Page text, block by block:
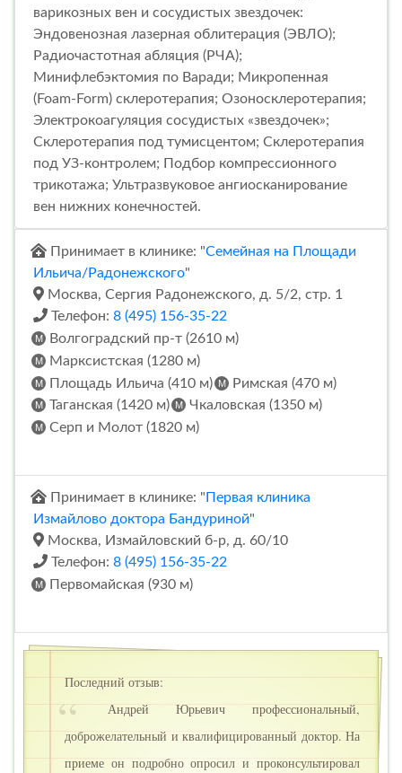
варикозных вен и сосудистых звездочек:
Эндовенозная лазерная облитерация (ЭВЛО);
Радиочастотная абляция (РЧА);
Минифлебэктомия по Варади; Микропенная
(Foam-Form) склеротерапия; Озоносклеротерапия;
Электрокоагуляция сосудистых «звездочек»;
Склеротерапия под тумисцентом; Склеротерапия
под УЗ-контролем; Подбор компрессионного
трикотажа; Ультразвуковое ангиосканирование
вен нижних конечностей.
Принимает в клинике: "Семейная на Площади
Ильича/Радонежского"
Москва, Сергия Радонежского, д. 5/2, стр. 1
Телефон: 8 (495) 156-35-22
Волгоградский пр-т (2610 м)
Марксистская (1280 м)
Площадь Ильича (410 м)
Римская (470 м)
Таганская (1420 м)
Чкаловская (1350 м)
Серп и Молот (1820 м)
Принимает в клинике: " Первая клиника
Измайлово доктора Бандуриной"
Москва, Измайловский б-р, д. 60/10
Телефон: 8 (495) 156-35-22
Первомайская (930 м)
Последний отзыв:
Андрей Юрьевич профессиональный,
доброжелательный и квалифицированный доктор. На
приеме он подробно опросил и проконсультировал